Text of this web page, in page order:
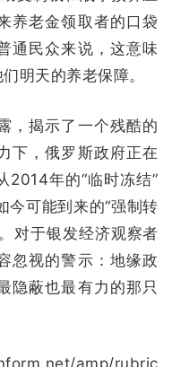
养老金领取者的口袋
通民众来说，这意味
明天的养老保障。
，揭示了一个残酷的
下，俄罗斯政府正在
2014年的“临时冻结”
今可能到来的“强制转
对于银发经济观察者
忽视的警示：地缘政
隐蔽也最有力的那只